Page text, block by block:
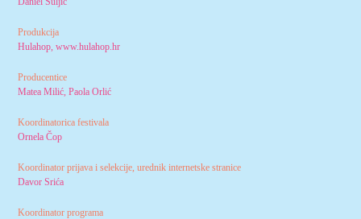
Produkcija
Hulahop, www.hulahop.hr
Producentice
Matea Milić, Paola Orlić
Koordinatorica festivala
Ornela Čop
Koordinator prijava i selekcije, urednik internetske stranice
Davor Srića
Koordinator programa